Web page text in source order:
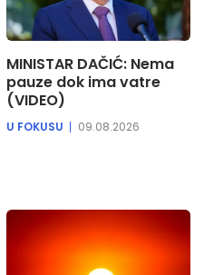
MINISTAR DAČIĆ: Nema
pauze dok ima vatre
(VIDEO)
U FOKUSU 09.08.2026